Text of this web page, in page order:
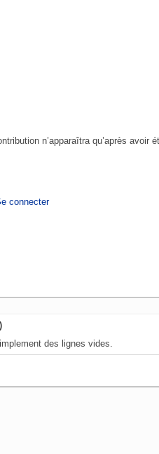
n’apparaîtra qu’après avoir
connecter
des lignes vides.